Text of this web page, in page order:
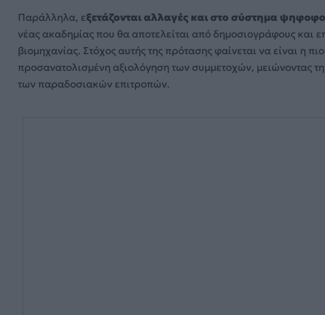
Παράλληλα, εξετάζονται αλλαγές και στο σύστημα
νέας ακαδημίας που θα αποτελείται από δημοσιογράφους και
βιομηχανίας. Στόχος αυτής της πρότασης φαίνεται να είναι η
προσανατολισμένη αξιολόγηση των συμμετοχών, μειώνοντας
των παραδοσιακών επιτροπών.